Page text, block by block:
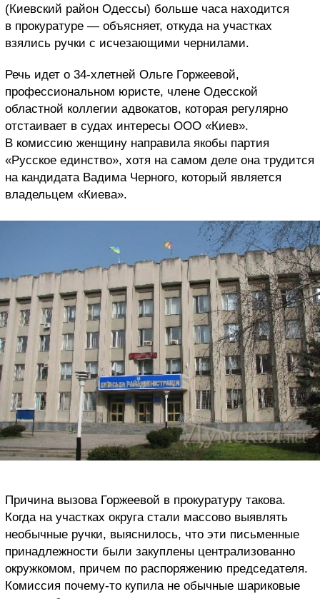
(Киевский район Одессы) больше часа находится
в прокуратуре — объясняет, откуда на участках
взялись ручки с исчезающими чернилами.
Речь идет о 34-хлетней Ольге Горжеевой,
профессиональном юристе, члене Одесской
областной коллегии адвокатов, которая регулярно
отстаивает в судах интересы ООО «Киев».
В комиссию женщину направила якобы партия
«Русское единство», хотя на самом деле она трудится
на кандидата Вадима Черного, который является
владельцем «Киева».
Причина вызова Горжеевой в прокуратуру такова.
Когда на участках округа стали массово выявлять
необычные ручки, выяснилось, что эти письменные
принадлежности были закуплены централизованно
окружкомом, причем по распоряжению председателя.
Комиссия почему-то купила не обычные шариковые